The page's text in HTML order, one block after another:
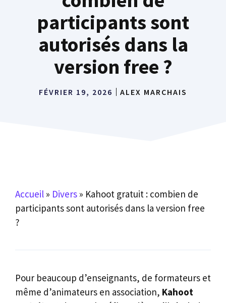
participants sont
autorisés dans la
version free ?
FÉVRIER 19, 2026 ALEX MARCHAIS
Accueil » Divers » Kahoot gratuit : combien de
participants sont autorisés dans la version free
?
Pour beaucoup d’enseignants, de formateurs et
même d’animateurs en association, Kahoot